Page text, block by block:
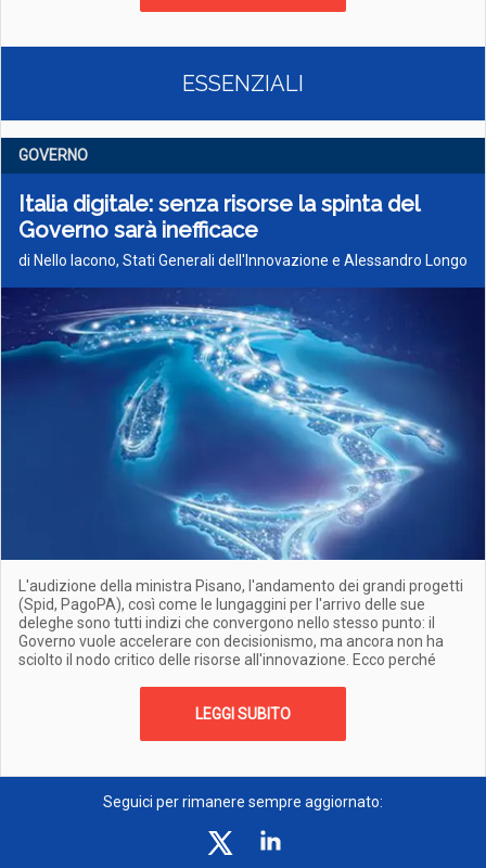
ESSENZIALI
GOVERNO
Italia digitale: senza risorse la spinta del
Governo sarà inefficace
di Nello Iacono, Stati Generali dell'Innovazione e Alessandro Longo
L'audizione della ministra Pisano, l'andamento dei grandi progetti
(Spid, PagoPA), così come le lungaggini per l'arrivo delle sue
deleghe sono tutti indizi che convergono nello stesso punto: il
Governo vuole accelerare con decisionismo, ma ancora non ha
sciolto il nodo critico delle risorse all'innovazione. Ecco perché
LEGGI SUBITO
Seguici per rimanere sempre aggiornato: